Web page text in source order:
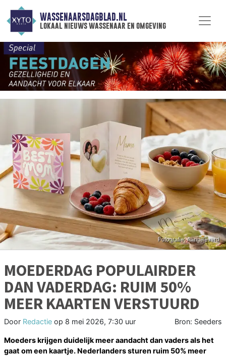
WASSENAARSDAGBLAD.NL
lokaal nieuws wassenaar en omgeving
MOEDERDAG POPULAIRDER
DAN VADERDAG: RUIM 50%
MEER KAARTEN VERSTUURD
Door Redactie op 8 mei 2026, 7:30 uur Bron: Seeders
Moeders krijgen duidelijk meer aandacht dan vaders als het
gaat om een kaartje. Nederlanders sturen ruim 50% meer